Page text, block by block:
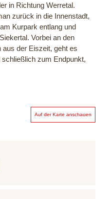
in Richtung Werretal.
zurück in die Innenstadt,
Kurpark entlang und
Vorbei an den
aus der Eiszeit, geht es
zum Endpunkt,
Auf der Karte anschauen